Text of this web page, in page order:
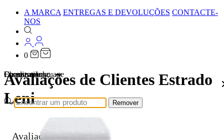
A MARCA ENTREGAS E DEVOLUÇÕES CONTACTE-
NOS
0
Localizations
Choose a language
Encontrar
Remover
O seu carrinho
Avaliações de Clientes Estrado
Leni
Avaliações de Clientes